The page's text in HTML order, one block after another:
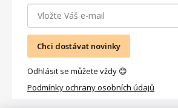
Chci dostávat novinky
Odhlásit se můžete vždy 😊
Podmínky ochrany osobních údajů